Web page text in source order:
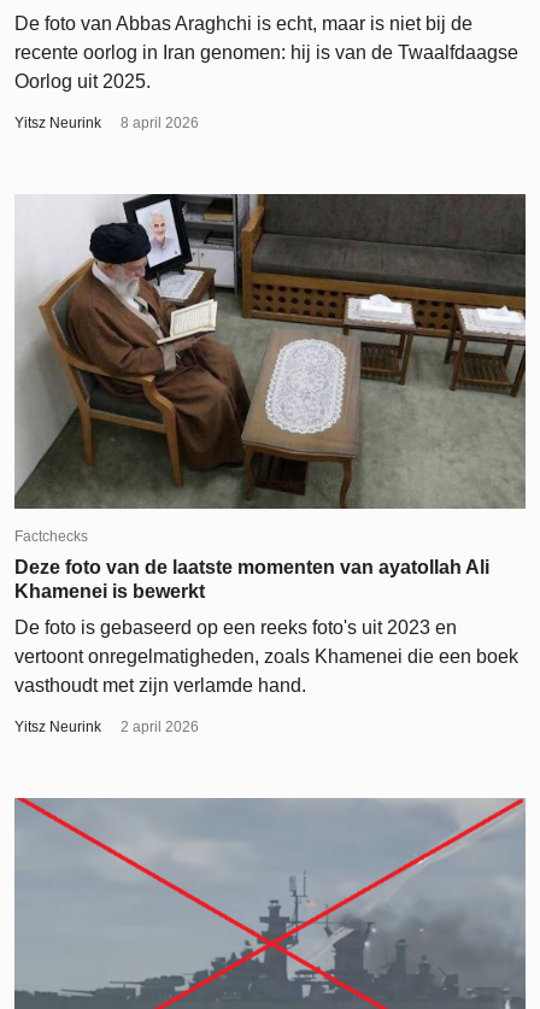
De foto van Abbas Araghchi is echt, maar is niet bij de
recente oorlog in Iran genomen: hij is van de Twaalfdaagse
Oorlog uit 2025.
Yitsz Neurink 8 april 2026
Factchecks
Deze foto van de laatste momenten van ayatollah Ali
Khamenei is bewerkt
De foto is gebaseerd op een reeks foto's uit 2023 en
vertoont onregelmatigheden, zoals Khamenei die een boek
vasthoudt met zijn verlamde hand.
Yitsz Neurink 2 april 2026